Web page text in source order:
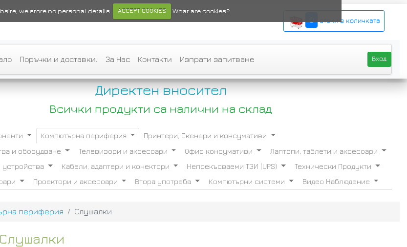
we store no personal details. ACCEPT COOKIES What are cookies?
стоки в количката
Поръчки и доставки. За Нас Контакти Изпрати запитване Вход
Директен вносител
Всички продукти са налични на склад
Компютърна периферия
Принтери, Скенери и консумативи
и оборудване
Телевизори и аксесоари Офис консумативи
Лаптопи, таблети и аксесоари
устройства
Кабели, адаптери и конектори Непрекъсваеми ТЗИ (UPS)
Технически Продукти
Проектори и аксесоари Втора употреба Компютърни системи Видео Наблюдение
периферия Слушалки
Слушалки